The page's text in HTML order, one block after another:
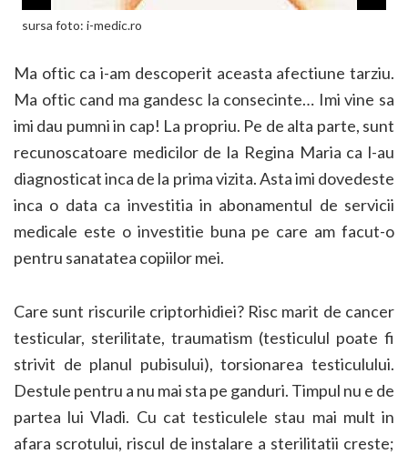
sursa foto: i-medic.ro
Ma oftic ca i-am descoperit aceasta afectiune tarziu.
Ma oftic cand ma gandesc la consecinte… Imi vine sa
imi dau pumni in cap! La propriu. Pe de alta parte, sunt
recunoscatoare medicilor de la Regina Maria ca l-au
diagnosticat inca de la prima vizita. Asta imi dovedeste
inca o data ca investitia in abonamentul de servicii
medicale este o investitie buna pe care am facut-o
pentru sanatatea copiilor mei.
Care sunt riscurile criptorhidiei? Risc marit de cancer
testicular, sterilitate, traumatism (testiculul poate fi
strivit de planul pubisului), torsionarea testiculului.
Destule pentru a nu mai sta pe ganduri. Timpul nu e de
partea lui Vladi. Cu cat testiculele stau mai mult in
afara scrotului, riscul de instalare a sterilitatii creste;